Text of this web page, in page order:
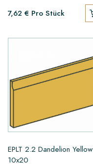
7,62 € Pro Stück
EPLT 2.2 Dandelion Yellow
10x20